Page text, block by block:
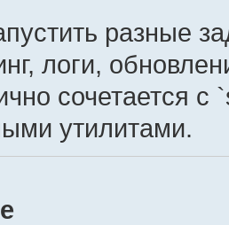
разные
логи,
сочетается
утилитами.